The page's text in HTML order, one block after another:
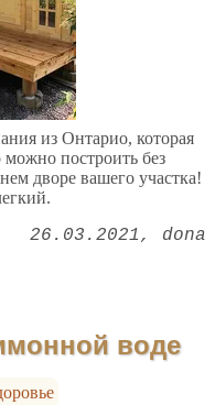
из Онтарио, которая
можно построить без
дворе вашего участка!
26.03.2021 dona
воде